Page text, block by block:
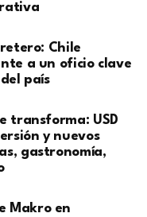
Chile
a un oficio clave
país
transforma: USD
y nuevos
gastronomía,
Makro en